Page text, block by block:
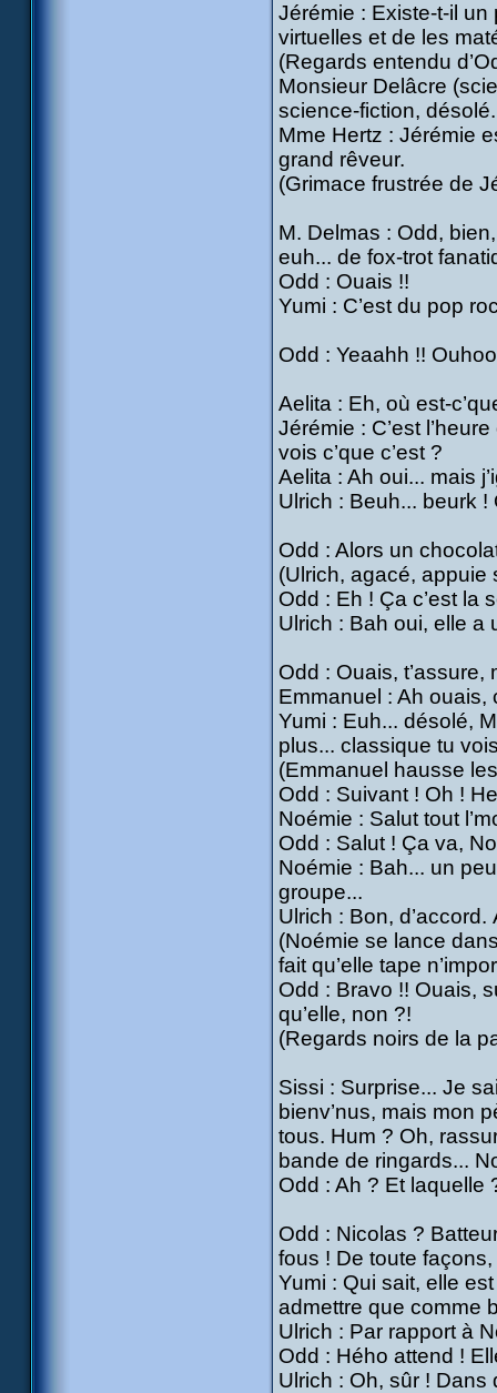
Jérémie : Existe-t-il
virtuelles et de les
(Regards entendu
Monsieur Delâcre
science-fiction, désolé.
Mme Hertz : Jérémie
grand rêveur.
(Grimace frustrée de
M. Delmas : Odd,
euh... de fox-trot
Odd : Ouais !!
Yumi : C’est du pop
Odd : Yeaahh !!
Aelita : Eh, où est-
Jérémie : C’est
vois c’que c’est ?
Aelita : Ah oui... mais
Ulrich : Beuh... beurk !
Odd : Alors un
(Ulrich, agacé, appuie
Odd : Eh ! Ça c’est la
Ulrich : Bah oui, elle a
Odd : Ouais, t’assure,
Emmanuel : Ah ouais,
Yumi : Euh... désolé,
plus... classique tu
(Emmanuel hausse
Odd : Suivant ! Oh !
Noémie : Salut tout
Odd : Salut ! Ça va,
Noémie : Bah... un
groupe...
Ulrich : Bon, d’accord.
(Noémie se lance
fait qu’elle tape
Odd : Bravo !! Ouais,
qu’elle, non ?!
(Regards noirs de la
Sissi : Surprise... Je
bienv’nus, mais mon
tous. Hum ? Oh,
bande de ringards...
Odd : Ah ? Et laquelle
Odd : Nicolas ?
fous ! De toute
Yumi : Qui sait, elle
admettre que comme
Ulrich : Par rapport à
Odd : Hého attend !
Ulrich : Oh, sûr ! Dans